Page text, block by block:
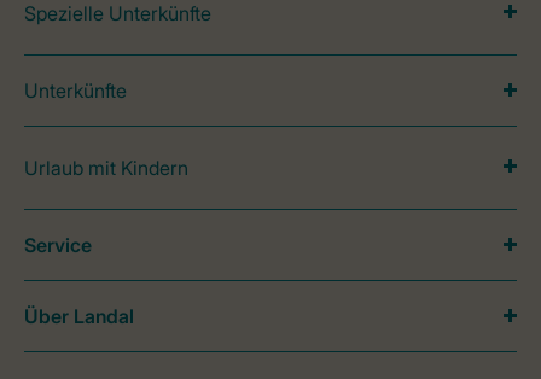
Spezielle Unterkünfte
Unterkünfte
Urlaub mit Kindern
Service
Über Landal